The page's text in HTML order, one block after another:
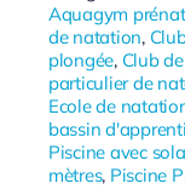
Aquagym
de natation,
plongée, Club
particulier de
Ecole de
bassin
Piscine avec
mètres, Piscine